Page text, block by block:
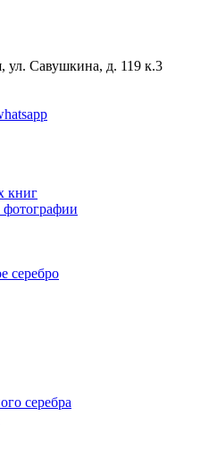
ул. Савушкина, д. 119 к.3
книг
серебро
серебра